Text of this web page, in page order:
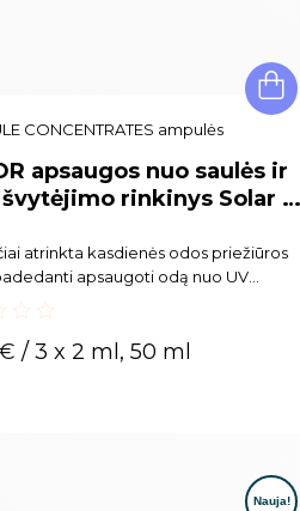
CONCENTRATES ampulės
apsaugos nuo saulės ir
rinkinys Solar &
atrinkta kasdienės odos priežiūros
apsaugoti odą nuo UV
/ 3 x 2 ml, 50 ml